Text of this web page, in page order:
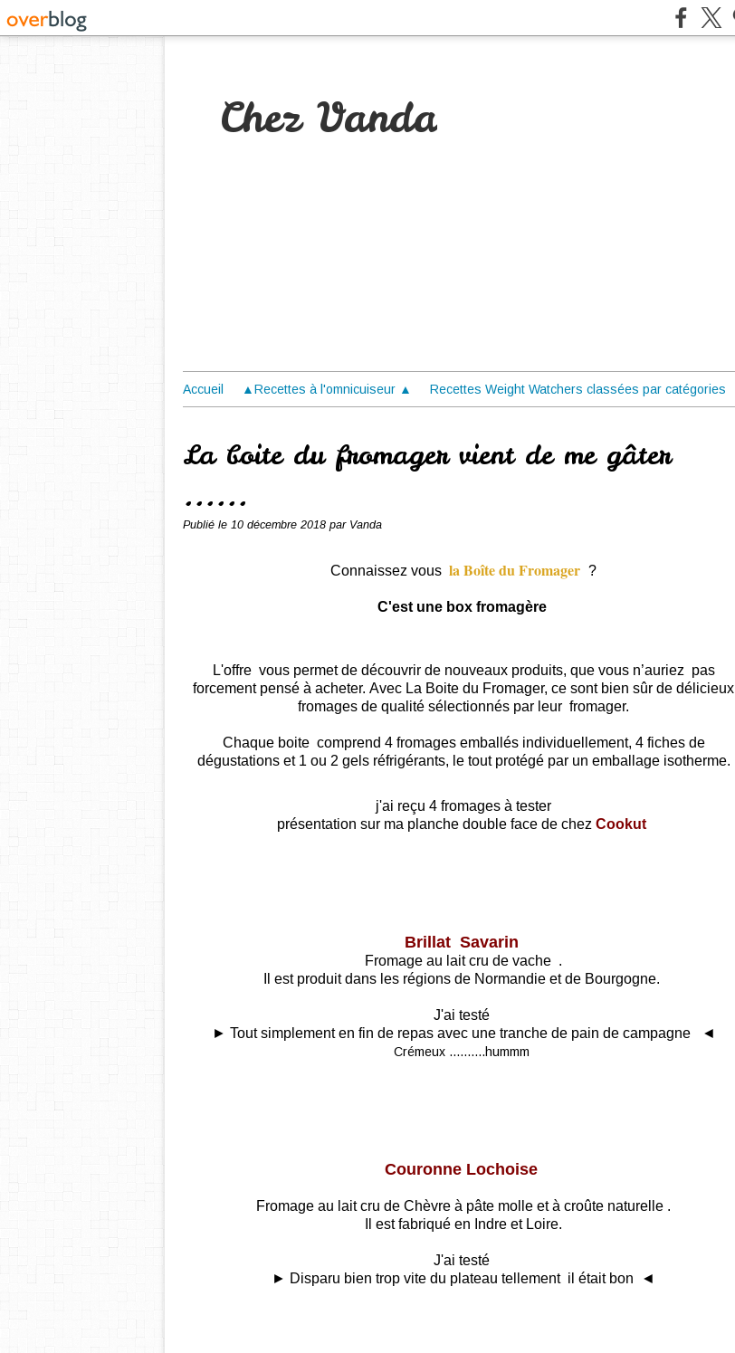
Chez Vanda
Accueil ▲Recettes à l'omnicuiseur ▲ Recettes Weight Watchers classées par catégories
La boite du fromager vient de me gâter
......
Publié le 10 décembre 2018 par Vanda
Connaissez vous la Boîte du Fromager ?
C'est une box fromagère
L'offre vous permet de découvrir de nouveaux produits, que vous n’auriez pas
forcement pensé à acheter. Avec La Boite du Fromager, ce sont bien sûr de délicieux
fromages de qualité sélectionnés par leur fromager.
Chaque boite comprend 4 fromages emballés individuellement, 4 fiches de
dégustations et 1 ou 2 gels réfrigérants, le tout protégé par un emballage isotherme.
j'ai reçu 4 fromages à tester
présentation sur ma planche double face de chez Cookut
Brillat Savarin
Fromage au lait cru de vache .
Il est produit dans les régions de Normandie et de Bourgogne.
J'ai testé
► Tout simplement en fin de repas avec une tranche de pain de campagne ◄
Crémeux ..........hummm
Couronne Lochoise
Fromage au lait cru de Chèvre à pâte molle et à croûte naturelle .
Il est fabriqué en Indre et Loire.
J'ai testé
► Disparu bien trop vite du plateau tellement il était bon ◄